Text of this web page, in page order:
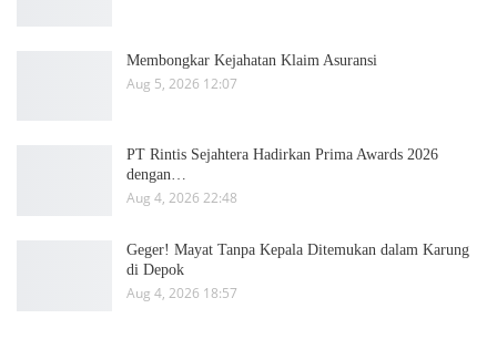
Membongkar Kejahatan Klaim Asuransi
Aug 5, 2026 12:07
PT Rintis Sejahtera Hadirkan Prima Awards 2026
dengan…
Aug 4, 2026 22:48
Geger! Mayat Tanpa Kepala Ditemukan dalam Karung
di Depok
Aug 4, 2026 18:57